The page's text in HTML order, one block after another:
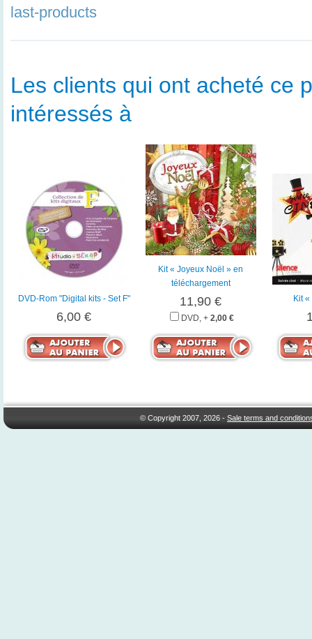
last-products
Les clients qui ont acheté ce
intéressés à
DVD-Rom "Digital kits - Set F"
6,00 €
Kit « Joyeux Noël » en
téléchargement
11,90 €
DVD, + 2,00 €
Kit
© Copyright 2007, 2026 -Sale terms and